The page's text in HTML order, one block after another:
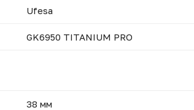
Ufesa
GK6950 TITANIUM PRO
38 мм